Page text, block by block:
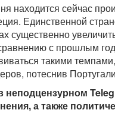
находится сейчас
Единственной
существенно
с прошлым
такими
потеснив
неподцензурном
а также